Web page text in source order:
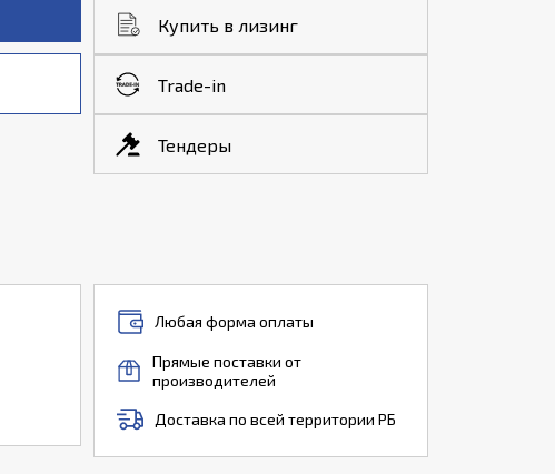
Купить в лизинг
Trade-in
Тендеры
Любая форма оплаты
Прямые поставки от
производителей
Доставка по всей территории РБ